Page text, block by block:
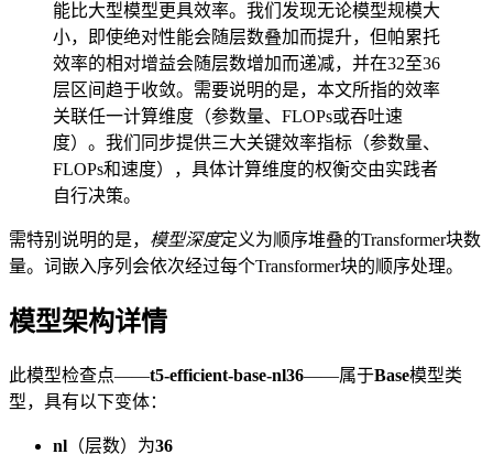
能比大型模型更具效率。我们发现无论模型规模大
小，即使绝对性能会随层数叠加而提升，但帕累托
效率的相对增益会随层数增加而递减，并在32至36
层区间趋于收敛。需要说明的是，本文所指的效率
关联任一计算维度（参数量、FLOPs或吞吐速
度）。我们同步提供三大关键效率指标（参数量、
FLOPs和速度），具体计算维度的权衡交由实践者
自行决策。
需特别说明的是， 模型深度定义为顺序堆叠的Transformer块数
量。词嵌入序列会依次经过每个Transformer块的顺序处理。
模型架构详情
此模型检查点——t5-efficient-base-nl36——属于Base模型类
型，具有以下变体：
nl （层数）为36